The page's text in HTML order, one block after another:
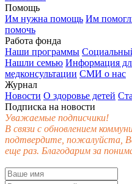
Помощь
Им нужна помощь Им
помочь
Работа фонда
Наши программы
Нашли семью Информация
медконсультации СМИ о нас
Журнал
Новости О здоровье детей
Подписка на новости
Уважаемые подписчики!
В связи с обновлением
подтвердите, пожалуйста,
еще раз. Благодарим за